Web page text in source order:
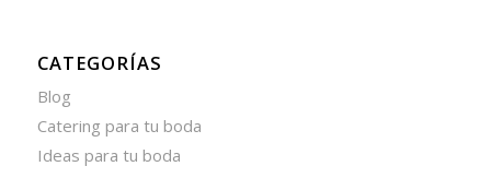
CATEGORÍAS
Blog
Catering para tu boda
Ideas para tu boda